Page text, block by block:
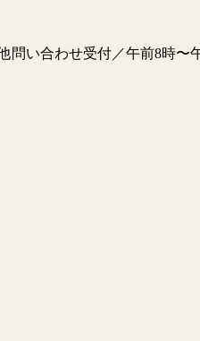
問い合わせ受付／午前8時〜